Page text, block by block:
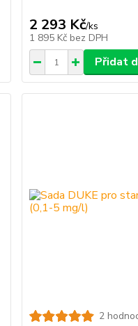
2 293 Kč/ks
1 895 Kč bez DPH
Přidat
2